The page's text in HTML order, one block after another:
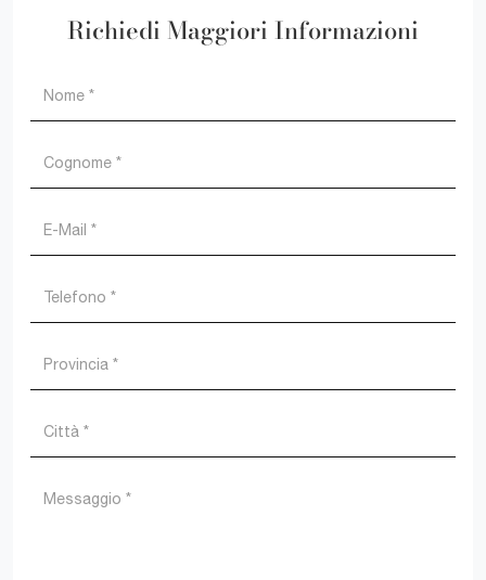
Richiedi Maggiori Informazioni